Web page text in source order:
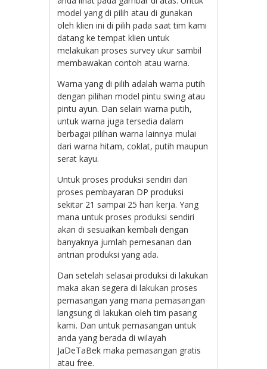
model yang di pilih atau di gunakan
oleh klien ini di pilih pada saat tim kami
datang ke tempat klien untuk
melakukan proses survey ukur sambil
membawakan contoh atau warna.
Warna yang di pilih adalah warna putih
dengan pilihan model pintu swing atau
pintu ayun. Dan selain warna putih,
untuk warna juga tersedia dalam
berbagai pilihan warna lainnya mulai
dari warna hitam, coklat, putih maupun
serat kayu.
Untuk proses produksi sendiri dari
proses pembayaran DP produksi
sekitar 21 sampai 25 hari kerja. Yang
mana untuk proses produksi sendiri
akan di sesuaikan kembali dengan
banyaknya jumlah pemesanan dan
antrian produksi yang ada.
Dan setelah selasai produksi di lakukan
maka akan segera di lakukan proses
pemasangan yang mana pemasangan
langsung di lakukan oleh tim pasang
kami. Dan untuk pemasangan untuk
anda yang berada di wilayah
JaDeTaBek maka pemasangan gratis
atau free.